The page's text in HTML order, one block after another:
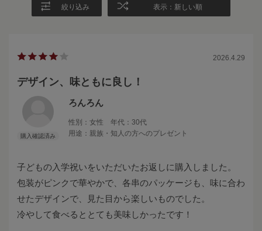
絞り込み 表示：新しい順
2026.4.29
デザイン、味ともに良し！
ろんろん
性別： 女性 年代： 30代
用途： 親族・知人の方へのプレゼント
子どもの入学祝いをいただいたお返しに購入しました。
包装がピンクで華やかで、各串のパッケージも、味に合わ
せたデザインで、見た目から楽しいものでした。
冷やして食べるととても美味しかったです！